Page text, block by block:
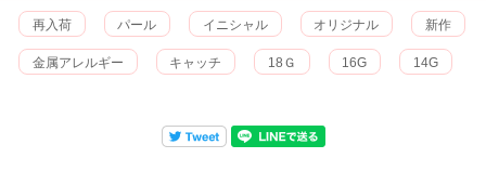
再入荷 パール イニシャル オリジナル 新作
金属アレルギー キャッチ 18Ｇ 16G 14G